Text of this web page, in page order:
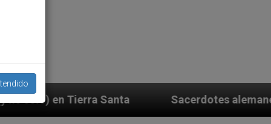
Sacerdotes alemanes fieles al Papa